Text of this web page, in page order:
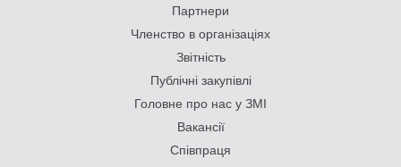
Партнери
Членство в організаціях
Звітність
Публічні закупівлі
Головне про нас у ЗМІ
Вакансії
Співпраця